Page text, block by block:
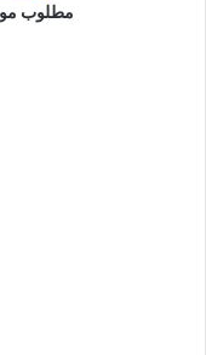
مطلوب